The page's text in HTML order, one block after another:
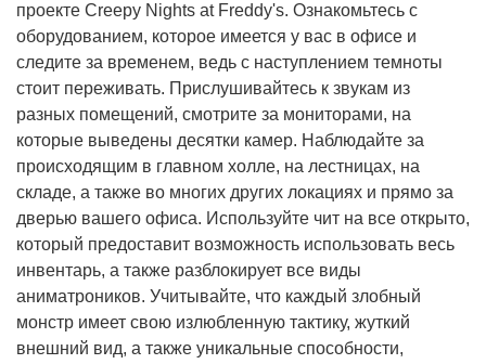
проекте Creepy Nights at Freddy's. Ознакомьтесь с
оборудованием, которое имеется у вас в офисе и
следите за временем, ведь с наступлением темноты
стоит переживать. Прислушивайтесь к звукам из
разных помещений, смотрите за мониторами, на
которые выведены десятки камер. Наблюдайте за
происходящим в главном холле, на лестницах, на
складе, а также во многих других локациях и прямо за
дверью вашего офиса. Используйте чит на все открыто,
который предоставит возможность использовать весь
инвентарь, а также разблокирует все виды
аниматроников. Учитывайте, что каждый злобный
монстр имеет свою излюбленную тактику, жуткий
внешний вид, а также уникальные способности,